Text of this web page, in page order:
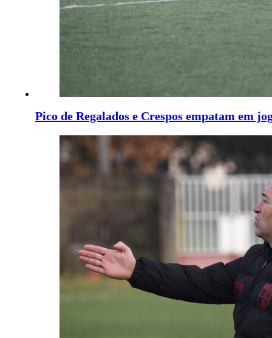
Pico de Regalados e Crespos empatam em